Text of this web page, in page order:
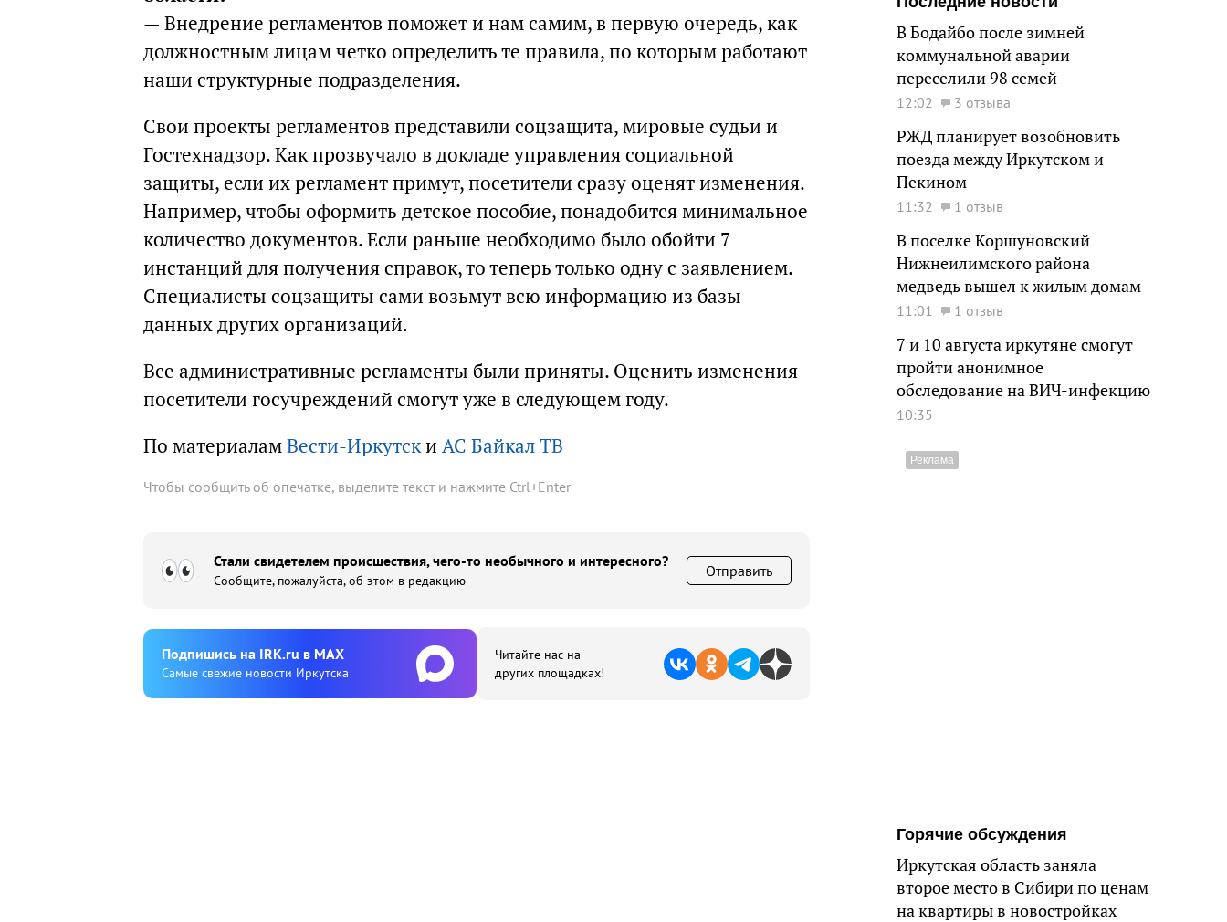
— Внедрение регламентов поможет и нам самим, в первую очередь, как
должностным лицам четко определить те правила, по которым работают
наши структурные подразделения.
Свои проекты регламентов представили соцзащита, мировые судьи и
Гостехнадзор. Как прозвучало в докладе управления социальной
защиты, если их регламент примут, посетители сразу оценят изменения.
Например, чтобы оформить детское пособие, понадобится минимальное
количество документов. Если раньше необходимо было обойти 7
инстанций для получения справок, то теперь только одну с заявлением.
Специалисты соцзащиты сами возьмут всю информацию из базы
данных других организаций.
Все административные регламенты были приняты. Оценить изменения
посетители госучреждений смогут уже в следующем году.
По материаламВести-Иркутски АС Байкал ТВ
Чтобы сообщить об опечатке, выделите текст и нажмите Ctrl+Enter
Стали свидетелем происшествия, чего-то необычного и интересного?
Сообщите, пожалуйста, об этом в редакцию
Отправить
Подпишиcь на IRK.ru в MAX
Cамые свежие новости Иркутска
Читайте нас на
других площадках!
В Бодайбо после зимней
коммунальной аварии
переселили 98 семей
12:02 3 отзыва
РЖД планирует возобновить
поезда между Иркутском и
Пекином
11:32 1 отзыв
В поселке Коршуновский
Нижнеилимского района
медведь вышел к жилым домам
11:01 1 отзыв
7 и 10 августа иркутяне смогут
пройти анонимное
обследование на ВИЧ-инфекцию
10:35
Горячие обсуждения
Иркутская область заняла
второе место в Сибири по ценам
на квартиры в новостройках